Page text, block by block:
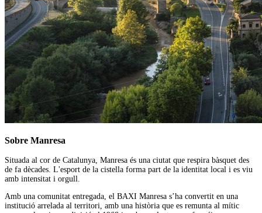
Sobre Manresa
Situada al cor de Catalunya, Manresa és una ciutat que respira bàsquet des
de fa dècades. L'esport de la cistella forma part de la identitat local i es viu
amb intensitat i orgull.
Amb una comunitat entregada, el BAXI Manresa s’ha convertit en una
institució arrelada al territori, amb una història que es remunta al mític